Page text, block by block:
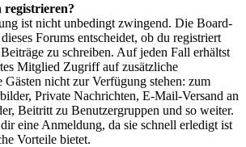
registrieren?
ist nicht unbedingt zwingend. Die Board-
Forums entscheidet, ob du registriert
zu schreiben. Auf jeden Fall erhältst
Mitglied Zugriff auf zusätzliche
Gästen nicht zur Verfügung stehen: zum
Private Nachrichten, E-Mail-Versand an
Beitritt zu Benutzergruppen und so weiter.
eine Anmeldung, da sie schnell erledigt ist
Vorteile bietet.